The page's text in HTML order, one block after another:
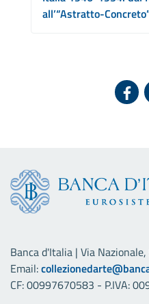
all’“Astratto-
Banca d'Italia | Via
Email:
CF: 00997670583 - P.IVA: